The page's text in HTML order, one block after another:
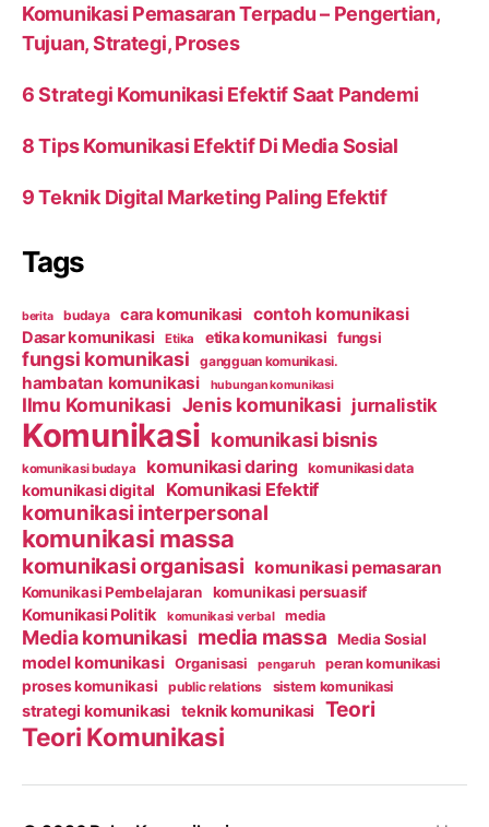
Komunikasi Pemasaran Terpadu – Pengertian,
Tujuan, Strategi, Proses
6 Strategi Komunikasi Efektif Saat Pandemi
8 Tips Komunikasi Efektif Di Media Sosial
9 Teknik Digital Marketing Paling Efektif
Tags
berita budaya cara komunikasi contoh komunikasi
Dasar komunikasi Etika etika komunikasi fungsi
fungsi komunikasi gangguan komunikasi.
hambatan komunikasi hubungan komunikasi
Ilmu Komunikasi Jenis komunikasi jurnalistik
Komunikasi komunikasi bisnis
komunikasi budaya komunikasi daring komunikasi data
komunikasi digital Komunikasi Efektif
komunikasi interpersonal
komunikasi massa
komunikasi organisasi komunikasi pemasaran
Komunikasi Pembelajaran komunikasi persuasif
Komunikasi Politik komunikasi verbal media
Media komunikasi media massa Media Sosial
model komunikasi Organisasi pengaruh peran komunikasi
proses komunikasi public relations sistem komunikasi
strategi komunikasi teknik komunikasi Teori
Teori Komunikasi